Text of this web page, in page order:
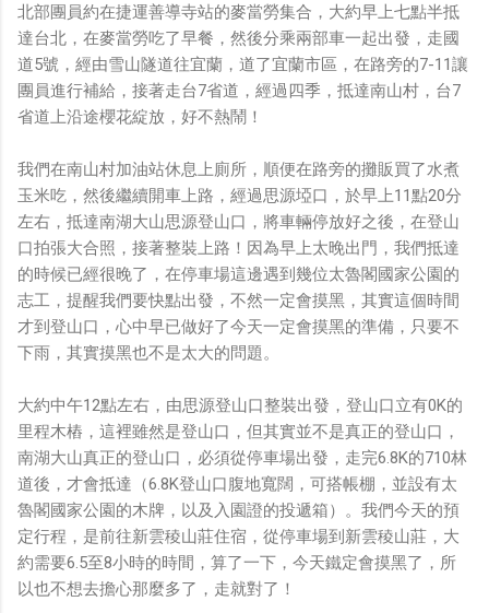
北部團員約在捷運善導寺站的麥當勞集合，大約早上七點半抵
達台北，在麥當勞吃了早餐，然後分乘兩部車一起出發，走國
道5號，經由雪山隧道往宜蘭，道了宜蘭市區，在路旁的7-11讓
團員進行補給，接著走台7省道，經過四季，抵達南山村，台7
省道上沿途櫻花綻放，好不熱鬧！
我們在南山村加油站休息上廁所，順便在路旁的攤販買了水煮
玉米吃，然後繼續開車上路，經過思源埡口，於早上11點20分
左右，抵達南湖大山思源登山口，將車輛停放好之後，在登山
口拍張大合照，接著整裝上路！因為早上太晚出門，我們抵達
的時候已經很晚了，在停車場這邊遇到幾位太魯閣國家公園的
志工，提醒我們要快點出發，不然一定會摸黑，其實這個時間
才到登山口，心中早已做好了今天一定會摸黑的準備，只要不
下雨，其實摸黑也不是太大的問題。
大約中午12點左右，由思源登山口整裝出發，登山口立有0K的
里程木樁，這裡雖然是登山口，但其實並不是真正的登山口，
南湖大山真正的登山口，必須從停車場出發，走完6.8K的710林
道後，才會抵達（6.8K登山口腹地寬闊，可搭帳棚，並設有太
魯閣國家公園的木牌，以及入園證的投遞箱）。我們今天的預
定行程，是前往新雲稜山莊住宿，從停車場到新雲稜山莊，大
約需要6.5至8小時的時間，算了一下，今天鐵定會摸黑了，所
以也不想去擔心那麼多了，走就對了！